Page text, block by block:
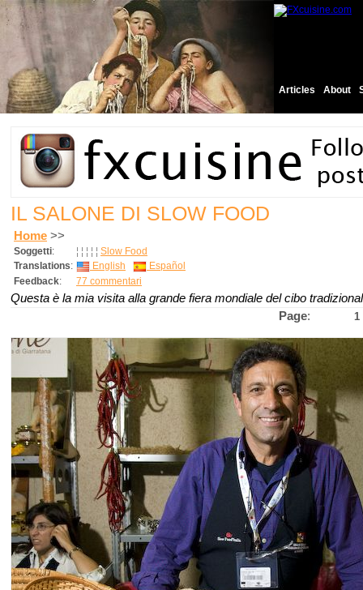
Articles About
IL SALONE DI SLOW FOOD
Home >>
Soggetti: ¦ ¦ ¦ ¦ ¦ Slow Food
Translations: English
Español
Feedback: 77 commentari
Questa è la mia visita alla grande fiera mondiale del cibo
Page: 1